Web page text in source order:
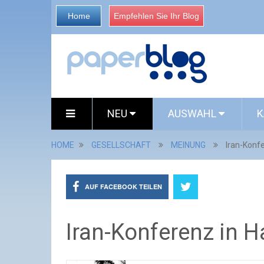
Home Empfehlen Sie Ihr Blog
NEU AUSWAHL
HOME GESELLSCHAFT MEINUNG Iran-
AUF FACEBOOK TEILEN
Iran-Konferenz in